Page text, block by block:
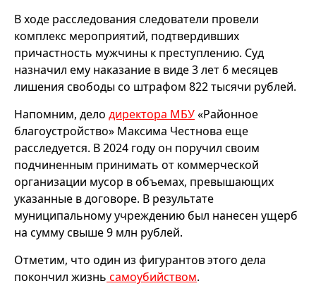
В ходе расследования следователи провели
комплекс мероприятий, подтвердивших
причастность мужчины к преступлению. Суд
назначил ему наказание в виде 3 лет 6 месяцев
лишения свободы со штрафом 822 тысячи рублей.
Напомним, дело директора МБУ«Районное
благоустройство» Максима Честнова еще
расследуется. В 2024 году он поручил своим
подчиненным принимать от коммерческой
организации мусор в объемах, превышающих
указанные в договоре. В результате
муниципальному учреждению был нанесен ущерб
на сумму свыше 9 млн рублей.
Отметим, что один из фигурантов этого дела
покончил жизнь самоубийством.